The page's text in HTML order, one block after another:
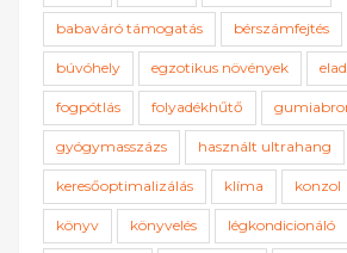
babaváró támogatás bérszámfejtés
búvóhely egzotikus növények
fogpótlás folyadékhűtő
gyógymasszázs használt ultrahang
keresőoptimalizálás klíma konzol
könyv könyvelés légkondicionáló